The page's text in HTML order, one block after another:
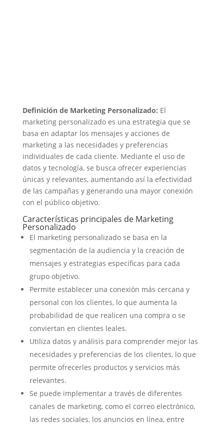
Definición de Marketing Personalizado: El
marketing personalizado es una estrategia que se
basa en adaptar los mensajes y acciones de
marketing a las necesidades y preferencias
individuales de cada cliente. Mediante el uso de
datos y tecnología, se busca ofrecer experiencias
únicas y relevantes, aumentando así la efectividad
de las campañas y generando una mayor conexión
con el público objetivo.
Características principales de Marketing
Personalizado
El marketing personalizado se basa en la
segmentación de la audiencia y la creación de
mensajes y estrategias específicas para cada
grupo objetivo.
Permite establecer una conexión más cercana y
personal con los clientes, lo que aumenta la
probabilidad de que realicen una compra o se
conviertan en clientes leales.
Utiliza datos y análisis para comprender mejor las
necesidades y preferencias de los clientes, lo que
permite ofrecerles productos y servicios más
relevantes.
Se puede implementar a través de diferentes
canales de marketing, como el correo electrónico,
las redes sociales, los anuncios en línea, entre